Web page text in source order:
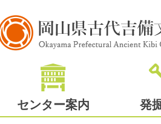
センター案内 発